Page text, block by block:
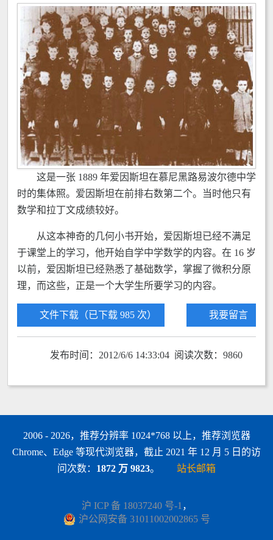
这是一张 1889 年爱因斯坦在慕尼黑路易波尔德中学
时的集体照。爱因斯坦在前排右数第二个。当时他只有
数学和拉丁文成绩较好。
从这本神奇的几何小书开始，爱因斯坦已经不满足
于课堂上的学习，他开始自学中学数学的内容。在 16 岁
以前，爱因斯坦已经熟悉了基础数学，掌握了微积分原
理，而这些，正是一个大学生所要学习的内容。
文件下载（已下载 985 次） 我要留言
发布时间：2012/6/6 14:33:04 阅读次数：9860
2006 - 2026，推荐分辨率 1024*768 以上，推荐浏览器
Chrome、Edge 等现代浏览器，截止 2021 年 12 月 5 日的访
问次数： 1872 万 9823。 站长邮箱
沪 ICP 备 18037240 号-1 ，
沪公网安备 31011002002865 号